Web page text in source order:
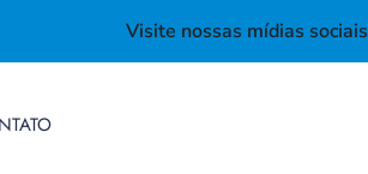
Visite nossas mídias sociais